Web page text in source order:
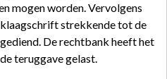
mogen worden. Vervolgens
strekkende tot de
De rechtbank heeft het
teruggave gelast.